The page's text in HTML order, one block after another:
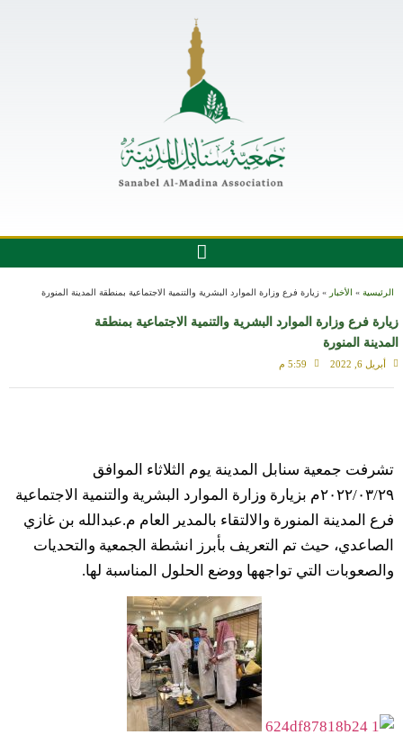
الرئيسية» الأخبار » زيارة فرع وزارة الموارد البشرية والتنمية الاجتماعية بمنطقة المدينة المنورة
زيارة فرع وزارة الموارد البشرية والتنمية الاجتماعية بمنطقة
المدينة المنورة
أبريل 6, 2022 5:59 م
تشرفت جمعية سنابل المدينة يوم الثلاثاء الموافق
٢٠٢٢/٠٣/٢٩م بزيارة وزارة الموارد البشرية والتنمية الاجتماعية
فرع المدينة المنورة والالتقاء بالمدير العام م.عبدالله بن غازي
الصاعدي، حيث تم التعريف بأبرز انشطة الجمعية والتحديات
والصعوبات التي تواجهها ووضع الحلول المناسبة لها.